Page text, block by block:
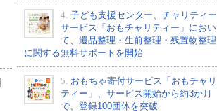
4. 子ども支援センター、チャリティー
サービス「おもチャリティー」におい
て、遺品整理・生前整理・残置物整理
に関する無料サポートを開始
5. おもちゃ寄付サービス「おもチャリ
ティー」、サービス開始から約3か月
で、登録100団体を突破